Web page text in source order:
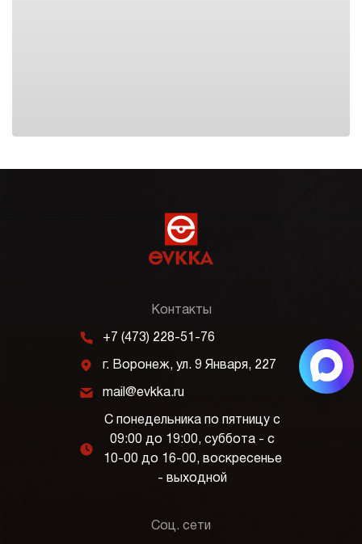
Контакты
m +7 (473) 228-51-76
j г. Воронеж, ул. 9 Января, 227
k mail@evkka.ru
l
С понедельника по пятницу с
09:00 до 19:00, суббота - с
10-00 до 16-00, воскресенье
- выходной
Соц. сети